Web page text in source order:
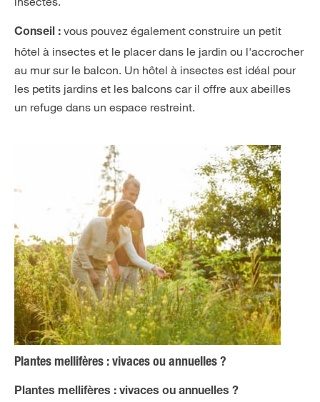
Conseil : vous pouvez également construire un petit
hôtel à insectes et le placer dans le jardin ou l'accrocher
au mur sur le balcon. Un hôtel à insectes est idéal pour
les petits jardins et les balcons car il offre aux abeilles
un refuge dans un espace restreint.
Plantes mellifères : vivaces ou annuelles ?
Plantes mellifères : vivaces ou annuelles ?